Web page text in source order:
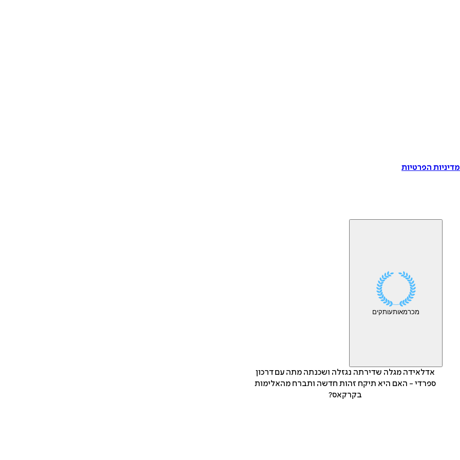
הפרטיות
מכרמאותעותקים
אדלאידה מגלה שדירתה נגזלה ושכנתה מתה עם דרכון
ספרדי - האם היא תיקח זהות חדשה ותברח מהאלימות
בקרקאס?